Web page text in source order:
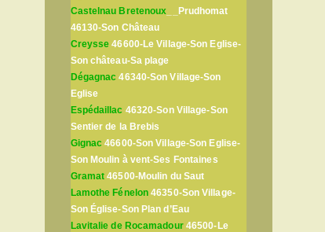
Castelnau Bretenoux __Prudhomat
46130-Son Château
Creysse 46600-Le Village-Son Eglise-
Son château-Sa plage
Dégagnac 46340-Son Village-Son
Eglise
Espédaillac 46320-Son Village-Son
Sentier de la Brebis
Gignac 46600-Son Village-Son Eglise-
Son Moulin à vent-Ses Fontaines
Gramat 46500-Moulin du Saut
Lamothe Fénelon 46350-Son Village-
Son Église-Son Plan d’Eau
Lavitalie de Rocamadour46500-Le